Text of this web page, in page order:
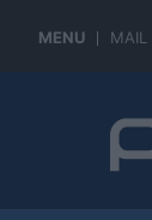
MENU MAIL